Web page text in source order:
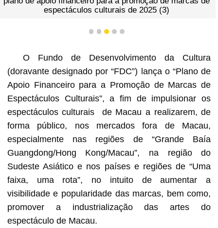
espectáculos culturais de 2025 (3)
1 2 3 4 5
O Fundo de Desenvolvimento da Cultura
(doravante designado por “FDC”) lança o “Plano de
Apoio Financeiro para a Promoção de Marcas de
Espectáculos Culturais”, a fim de impulsionar os
espectáculos culturais de Macau a realizarem, de
forma público, nos mercados fora de Macau,
especialmente nas regiões de “Grande Baía
Guangdong/Hong Kong/Macau”, na região do
Sudeste Asiático e nos países e regiões de “Uma
faixa, uma rota”, no intuito de aumentar a
visibilidade e popularidade das marcas, bem como,
promover a industrialização das artes do
espectáculo de Macau.